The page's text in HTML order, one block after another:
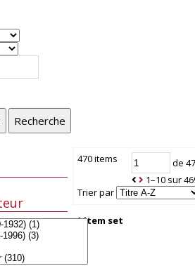
Recherche
470 items
de 47
1–10 sur
Trier par
1 item set